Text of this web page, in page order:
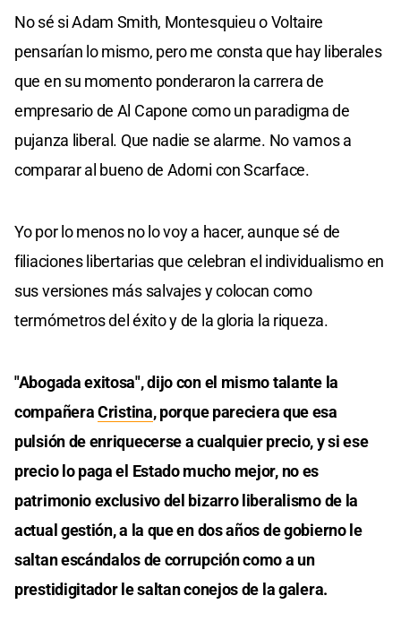
No sé si Adam Smith, Montesquieu o Voltaire
pensarían lo mismo, pero me consta que hay liberales
que en su momento ponderaron la carrera de
empresario de Al Capone como un paradigma de
pujanza liberal. Que nadie se alarme. No vamos a
comparar al bueno de Adorni con Scarface.
Yo por lo menos no lo voy a hacer, aunque sé de
filiaciones libertarias que celebran el individualismo en
sus versiones más salvajes y colocan como
termómetros del éxito y de la gloria la riqueza.
"Abogada exitosa", dijo con el mismo talante la
compañeraCristina, porque pareciera que esa
pulsión de enriquecerse a cualquier precio, y si ese
precio lo paga el Estado mucho mejor, no es
patrimonio exclusivo del bizarro liberalismo de la
actual gestión, a la que en dos años de gobierno le
saltan escándalos de corrupción como a un
prestidigitador le saltan conejos de la galera.